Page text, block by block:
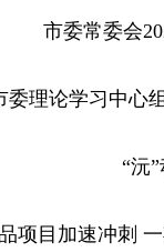
市委常委会
委理论学习中心
“沅
项目加速冲刺